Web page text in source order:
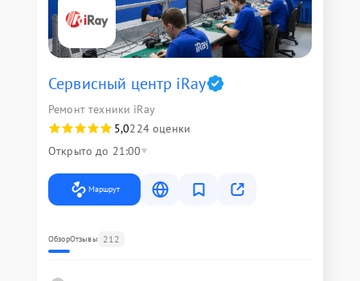
Сервисный центр iRay
Ремонт техники iRay
5,0224 оценки
Открыто до 21:00
Маршрут
ОбзорОтзывы 212